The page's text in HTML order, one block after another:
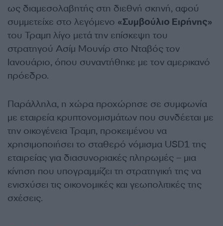
ως διαμεσολαβητής στη διεθνή σκηνή, αφού
συμμετείχε στο λεγόμενο «Συμβούλιο Ειρήνης»
του Τραμπ λίγο μετά την επίσκεψη του
στρατηγού Ασίμ Μουνίρ στο Νταβός τον
Ιανουάριο, όπου συναντήθηκε με τον αμερικανό
πρόεδρο.
Παράλληλα, η χώρα προχώρησε σε συμφωνία
με εταιρεία κρυπτονομισμάτων που συνδέεται με
την οικογένεια Τραμπ, προκειμένου να
χρησιμοποιήσει το σταθερό νόμισμα USD1 της
εταιρείας για διασυνοριακές πληρωμές – μια
κίνηση που υπογραμμίζει τη στρατηγική της να
ενισχύσει τις οικονομικές και γεωπολιτικές της
σχέσεις.